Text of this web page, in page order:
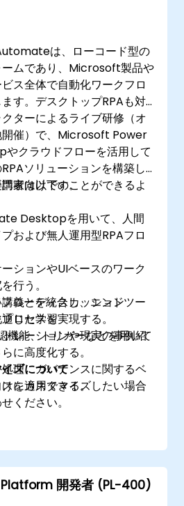
は、ローコード型の
ームであり、Microsoft製品や
ス全体で自動化ワークフロ
す。デスクトップRPAも対
ターによるライブ研修（オ
開催）で、Microsoft Power
クラウドフローを活用して
ソリューションを構築し
家向けです。
者は以下のことができるよ
Desktopを用いて、人間
および無人運用型RPAフロ
ションやUIベースのワーク
行う。
ローを統合し、エンドツー
ロセスを実現する。
機能、トリガーなどを用いて
に高度化する。
理、ガバナンスに関するベ
を適用できる。
義とディスカッション
じた学習
レーションや現実の事例紹
ズについて
にカスタマイズしたい場合
ください。
開発者 (PL-400)